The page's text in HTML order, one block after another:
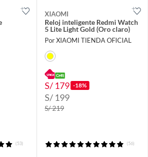
(53)
XIAOMI
Reloj inteligente Redmi Watch
5 Lite Light Gold (Oro claro)
Por XIAOMI TIENDA OFICIAL
S/ 179 -18%
S/ 199
S/ 219
(56)